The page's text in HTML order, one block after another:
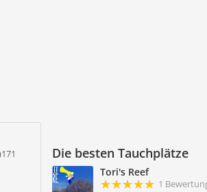
Die besten Tauchplätze
Tori's Reef
1